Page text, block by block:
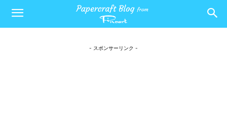
- スポンサーリンク -